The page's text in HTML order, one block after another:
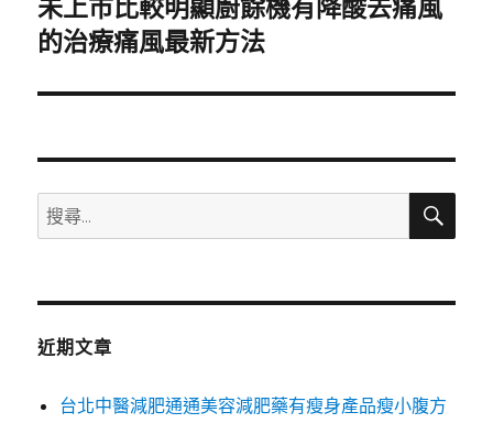
下
一
文
未上市比較明顯廚餘機有降酸去痛風
的治療痛風最新方法
搜
尋
鍵
搜
近期文章
台北中醫減肥通通美容減肥藥有瘦身產品瘦小腹方